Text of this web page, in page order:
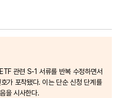
관련 S-1 서류를 반복 수정하면서
가 포착됐다. 이는 단순 신청 단계를
을 시사한다.